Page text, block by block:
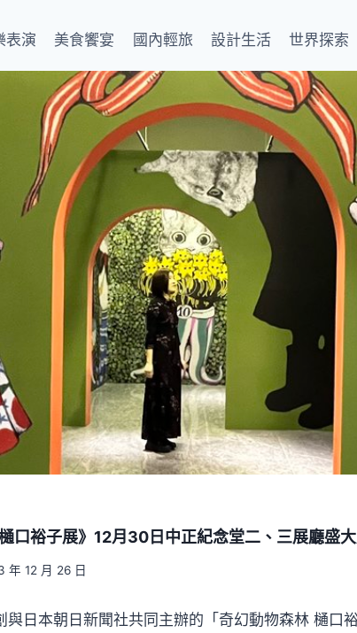
表演 美食饗宴 國內輕旅 設計生活 世界探索
口裕子展》12月30日中正紀念堂二、三展廳盛
年 12 月 26 日
與日本朝日新聞社共同主辦的「奇幻動物森林 樋口